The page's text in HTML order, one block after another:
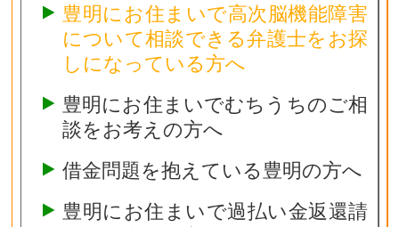
豊明にお住まいで高次脳機能障害
について相談できる弁護士をお探
しになっている方へ
豊明にお住まいでむちうちのご相
談をお考えの方へ
借金問題を抱えている豊明の方へ
豊明にお住まいで過払い金返還請